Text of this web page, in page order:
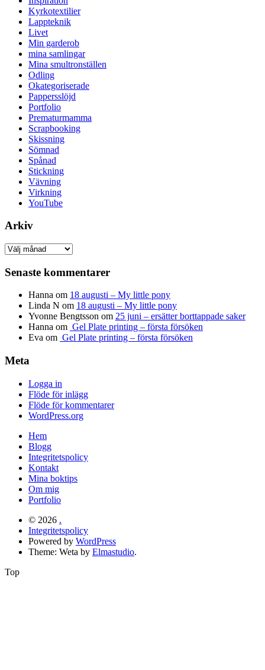
Kyrkotextilier
Lappteknik
Livet
Min garderob
mina samlingar
Mina smultronställen
Odling
Okategoriserade
Pappersslöjd
Portfolio
Prematurmamma
Scrapbooking
Skissning
Sömnad
Spånad
Stickning
Vävning
Virkning
YouTube
Arkiv
Arkiv
Senaste kommentarer
Hanna om 18 augusti – My little pony
Linda N om 18 augusti – My little pony
Yvonne Bengtsson om 25 juni – ersätter borttappade saker
Hanna om Gel Plate printing – första försöken
Eva om Gel Plate printing – första försöken
Meta
Logga in
Flöde för inlägg
Flöde för kommentarer
WordPress.org
Hem
Blogg
Integritetspolicy
Kontakt
Mina boktips
Om mig
Portfolio
© 2026 .
Integritetspolicy
Powered by WordPress
Theme: Weta by Elmastudio.
Top